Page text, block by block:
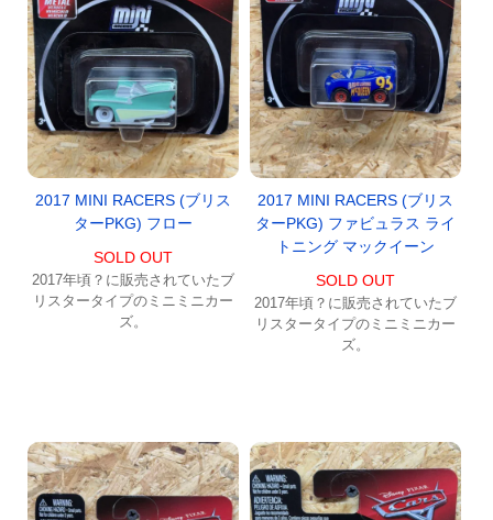
2017 MINI RACERS (ブリス
ターPKG) フロー
SOLD OUT
2017年頃？に販売されていたブ
リスタータイプのミニミニカー
ズ。
2017 MINI RACERS (ブリス
ターPKG) ファビュラス ライ
トニング マックイーン
SOLD OUT
2017年頃？に販売されていたブ
リスタータイプのミニミニカー
ズ。